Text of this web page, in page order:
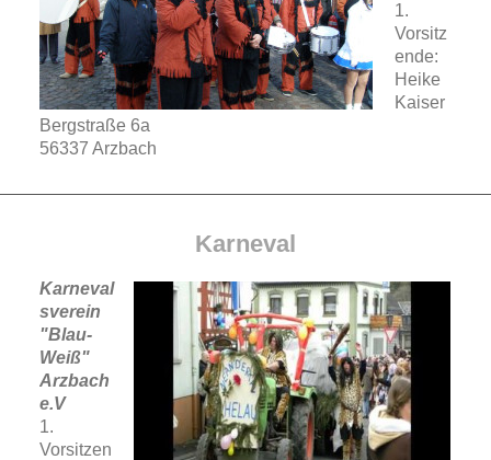
1.
Vorsitz
ende:
Heike
Kaiser
Bergstraße 6a
56337 Arzbach
Karneval
Karneval
sverein
"Blau-
Weiß"
Arzbach
e.V
1.
Vorsitzen